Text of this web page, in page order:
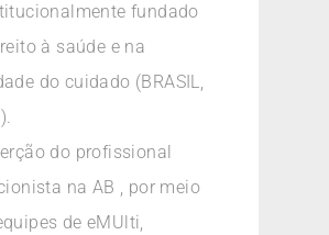
fundado
à saúde e na
do cuidado (BRASIL,
do profissional
na AB , por meio
de eMUlti,